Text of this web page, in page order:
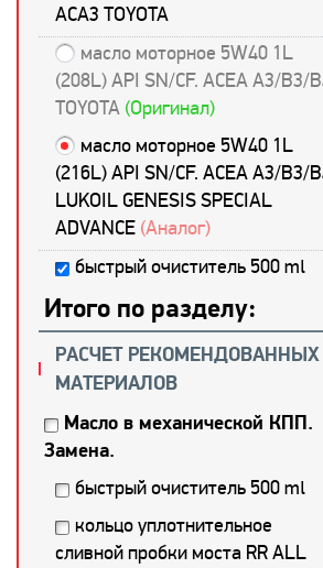
ACA3 TOYOTA
масло моторное 5W40 1L
(208L) API SN/CF. ACEA A3/B3/
TOYOTA (Оригинал)
масло моторное 5W40 1L
(216L) API SN/CF. ACEA A3/B3/
LUKOIL GENESIS SPECIAL
ADVANCE (Аналог)
быстрый очиститель 500 ml
Итого по разделу:
РАСЧЕТ РЕКОМЕНДОВАННЫХ
МАТЕРИАЛОВ
Масло в механической КПП.
Замена.
быстрый очиститель 500 ml
кольцо уплотнительное
сливной пробки моста RR ALL